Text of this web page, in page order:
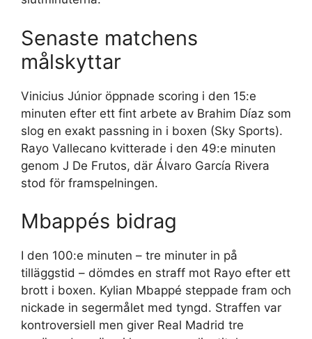
Senaste matchens
målskyttar
Vinicius Júnior öppnade scoring i den 15:e
minuten efter ett fint arbete av Brahim Díaz som
slog en exakt passning in i boxen (Sky Sports).
Rayo Vallecano kvitterade i den 49:e minuten
genom J De Frutos, där Álvaro García Rivera
stod för framspelningen.
Mbappés bidrag
I den 100:e minuten – tre minuter in på
tilläggstid – dömdes en straff mot Rayo efter ett
brott i boxen. Kylian Mbappé steppade fram och
nickade in segermålet med tyngd. Straffen var
kontroversiell men giver Real Madrid tre